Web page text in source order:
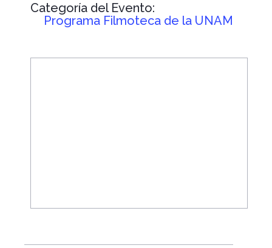
Categoría del Evento:
Programa Filmoteca de la UNAM